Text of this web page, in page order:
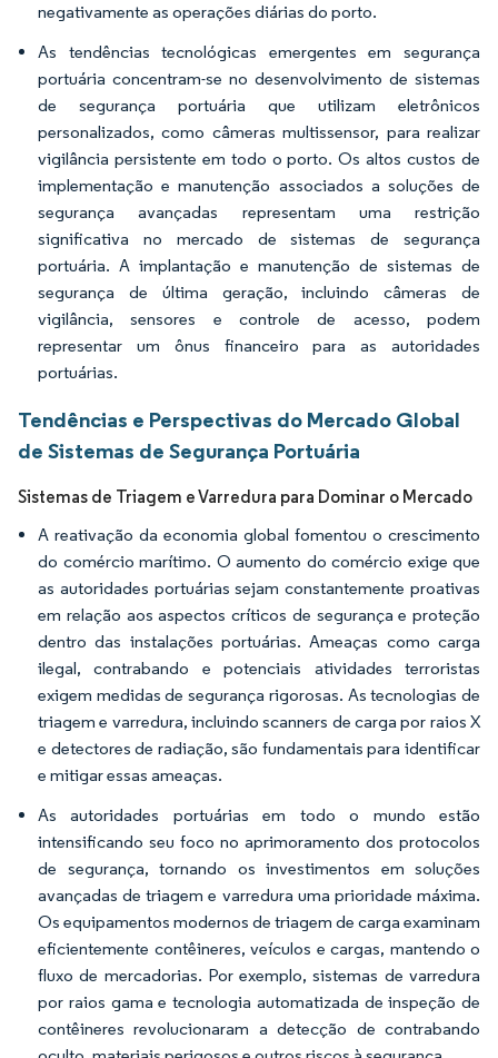
negativamente as operações diárias do porto.
As tendências tecnológicas emergentes em segurança
portuária concentram-se no desenvolvimento de sistemas
de segurança portuária que utilizam eletrônicos
personalizados, como câmeras multissensor, para realizar
vigilância persistente em todo o porto. Os altos custos de
implementação e manutenção associados a soluções de
segurança avançadas representam uma restrição
significativa no mercado de sistemas de segurança
portuária. A implantação e manutenção de sistemas de
segurança de última geração, incluindo câmeras de
vigilância, sensores e controle de acesso, podem
representar um ônus financeiro para as autoridades
portuárias.
Tendências e Perspectivas do Mercado Global
de Sistemas de Segurança Portuária
Sistemas de Triagem e Varredura para Dominar o Mercado
A reativação da economia global fomentou o crescimento
do comércio marítimo. O aumento do comércio exige que
as autoridades portuárias sejam constantemente proativas
em relação aos aspectos críticos de segurança e proteção
dentro das instalações portuárias. Ameaças como carga
ilegal, contrabando e potenciais atividades terroristas
exigem medidas de segurança rigorosas. As tecnologias de
triagem e varredura, incluindo scanners de carga por raios X
e detectores de radiação, são fundamentais para identificar
e mitigar essas ameaças.
As autoridades portuárias em todo o mundo estão
intensificando seu foco no aprimoramento dos protocolos
de segurança, tornando os investimentos em soluções
avançadas de triagem e varredura uma prioridade máxima.
Os equipamentos modernos de triagem de carga examinam
eficientemente contêineres, veículos e cargas, mantendo o
fluxo de mercadorias. Por exemplo, sistemas de varredura
por raios gama e tecnologia automatizada de inspeção de
contêineres revolucionaram a detecção de contrabando